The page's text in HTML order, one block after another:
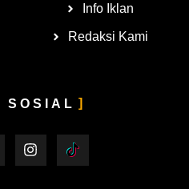
Info Iklan
Redaksi Kami
SOSIAL